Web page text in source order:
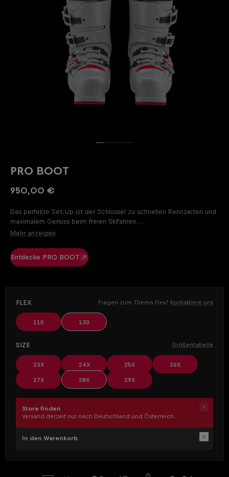
PRO BOOT
950,00 €
Das perfekte Set-Up ist der Schlüssel zu schnellen Rennzeiten und
maximalem Genuss beim freien Skifahren.
Für uns hört Perfektion nicht bei den Skiern auf – auch der Skischuh
auszuschöpfen. Mit dem PRO BOOT gelingt die perfekte Balance
zwischen sportlicher Präzision und außergewöhnlichem Komfort.
Mehr anzeigen
Entdecke PRO BOOT
Flex Fragen zum Thema Flex? Kontaktiere uns
110 130
Size Größentabelle
23X 24X 25X 26X
27X 28X 29X
Store finden
Versand derzeit nur nach Deutschland und Österreich.
In den Warenkorb